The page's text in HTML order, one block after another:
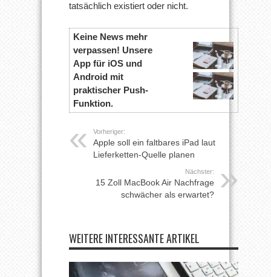
tatsächlich existiert oder nicht.
Keine News mehr
verpassen! Unsere
App für iOS und
Android mit
praktischer Push-
Funktion.
Vorheriger:
Apple soll ein faltbares iPad laut
Lieferketten-Quelle planen
Nächster:
15 Zoll MacBook Air Nachfrage
schwächer als erwartet?
WEITERE INTERESSANTE ARTIKEL